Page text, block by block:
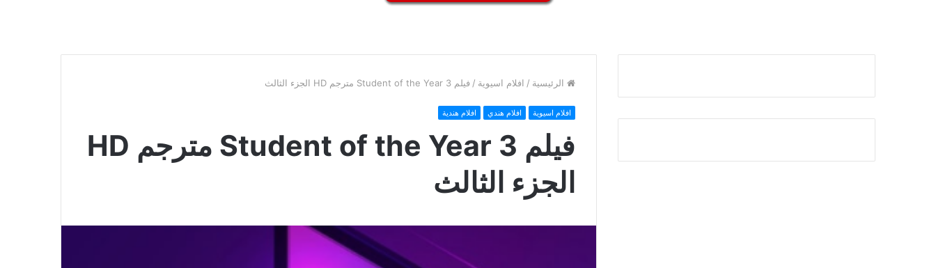
الرئيسية / افلام اسيوية / فيلم Student of the Year 3 مترجم HD الجزء الثالث
افلام اسيوية افلام هندي افلام هندية
فيلم Student of the Year 3 مترجم HD
الجزء الثالث